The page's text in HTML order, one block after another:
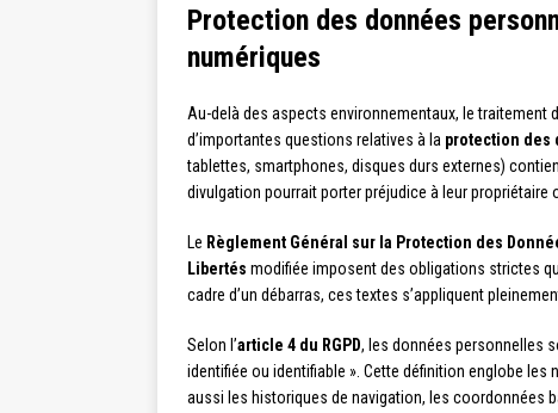
Protection des données
numériques
Au-delà des aspects environnementaux, le traitement
d’importantes questions relatives à la protection des
tablettes, smartphones, disques durs externes)
divulgation pourrait porter préjudice à leur propriétaire
Le Règlement Général sur la Protection des
Libertés modifiée imposent des obligations strictes
cadre d’un débarras, ces textes s’appliquent
Selon l’article 4 du RGPD, les données personnelles
identifiée ou identifiable ». Cette définition englobe
aussi les historiques de navigation, les coordonnées